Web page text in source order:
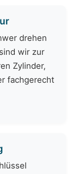
drehen
wir zur
Zylinder,
fachgerecht